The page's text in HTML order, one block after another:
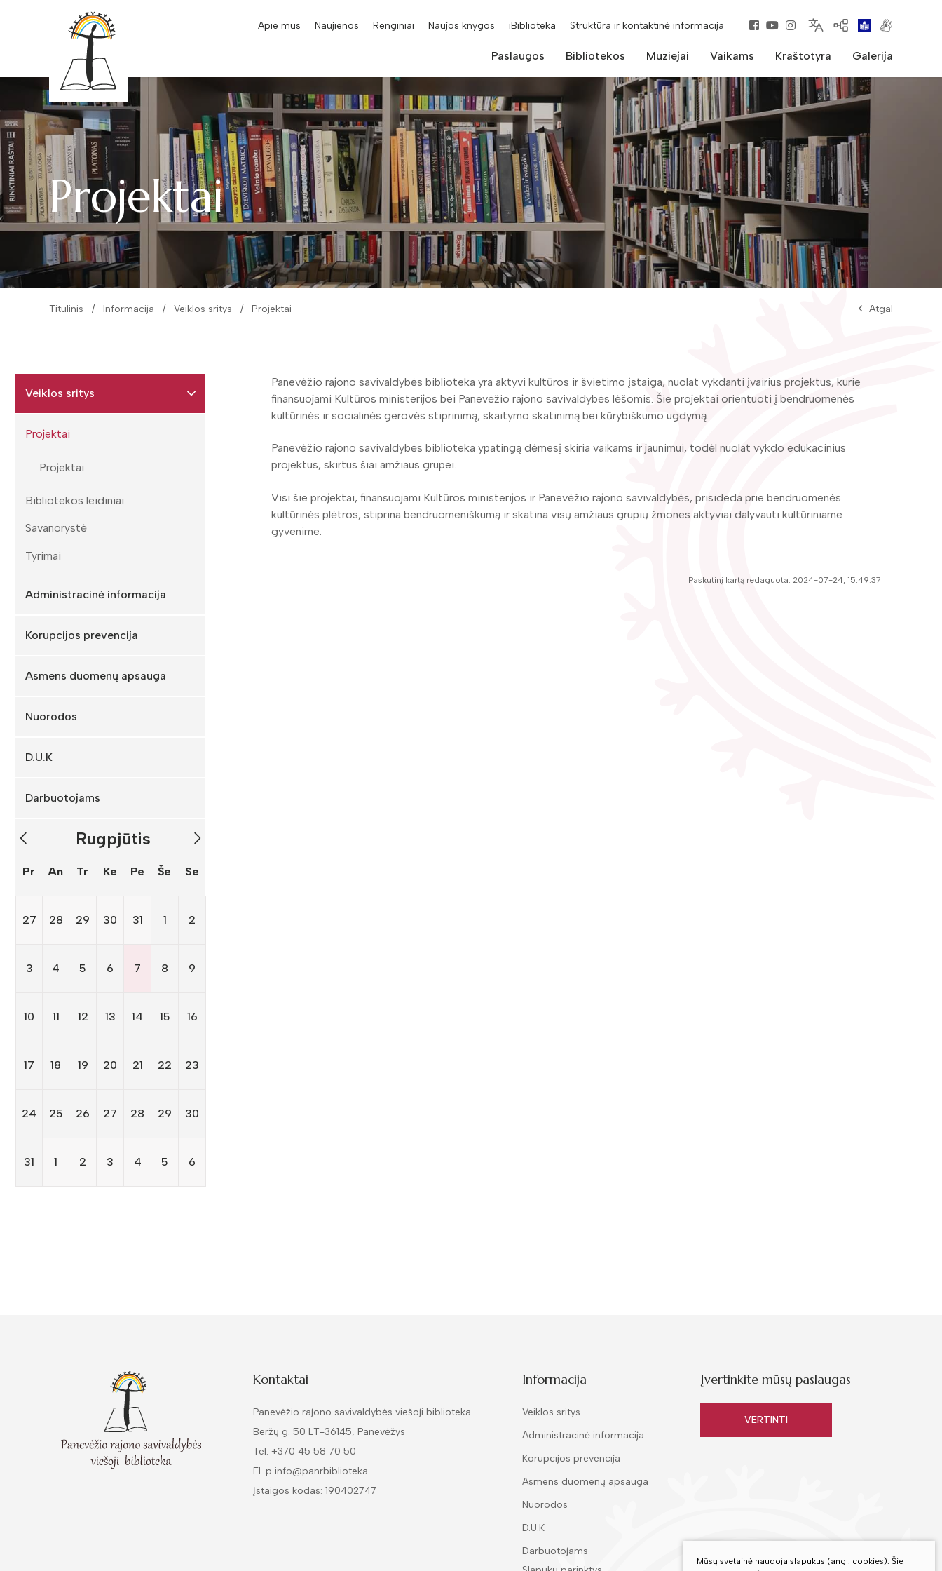
Apie mus Naujienos Renginiai Naujos knygos iBiblioteka Struktūra ir kontaktinė informacija
Paslaugos Bibliotekos Muziejai Vaikams Kraštotyra Galerija
Projektai
Titulinis Informacija Veiklos sritys Projektai Atgal
Veiklos sritys
Projektai
Projektai
Bibliotekos leidiniai
Savanorystė
Tyrimai
Administracinė informacija
Korupcijos prevencija
Asmens duomenų apsauga
Nuorodos
D.U.K
Darbuotojams
Rugpjūtis
Pr An Tr Ke Pe Še Se
27 28 29 30 31 1 2
3 4 5 6 7 8 9
10 11 12 13 14 15 16
17 18 19 20 21 22 23
24 25 26 27 28 29 30
31 1 2 3 4 5 6
Panevėžio rajono savivaldybės biblioteka yra aktyvi kultūros ir švietimo įstaiga, nuolat vykdanti įvairius projektus, kurie
finansuojami Kultūros ministerijos bei Panevėžio rajono savivaldybės lėšomis. Šie projektai orientuoti į bendruomenės
kultūrinės ir socialinės gerovės stiprinimą, skaitymo skatinimą bei kūrybiškumo ugdymą.
Panevėžio rajono savivaldybės biblioteka ypatingą dėmesį skiria vaikams ir jaunimui, todėl nuolat vykdo edukacinius
projektus, skirtus šiai amžiaus grupei.
Visi šie projektai, finansuojami Kultūros ministerijos ir Panevėžio rajono savivaldybės, prisideda prie bendruomenės
kultūrinės plėtros, stiprina bendruomeniškumą ir skatina visų amžiaus grupių žmones aktyviai dalyvauti kultūriniame
gyvenime.
Paskutinį kartą redaguota: 2024-07-24, 15:49:37
Kontaktai
Panevėžio rajono savivaldybės viešoji biblioteka
Beržų g. 50 LT-36145, Panevėžys
Tel. +370 45 58 70 50
El. p info@panrbiblioteka
Įstaigos kodas: 190402747
Informacija
Veiklos sritys
Administracinė informacija
Korupcijos prevencija
Asmens duomenų apsauga
Nuorodos
D.U.K
Darbuotojams
Įvertinkite mūsų paslaugas
VERTINTI
Mūsų svetainė naudoja slapukus (angl. cookies). Šie